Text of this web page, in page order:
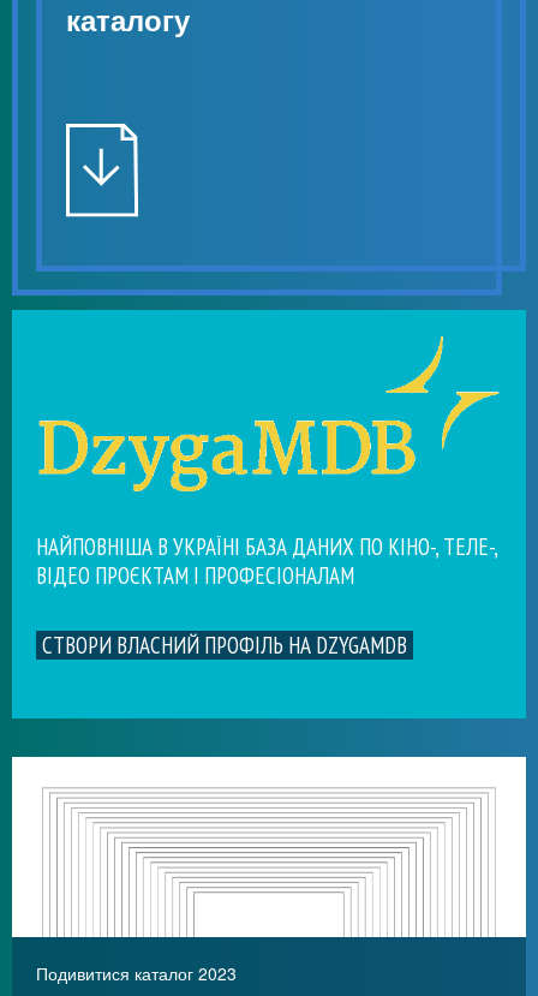
каталогу
НАЙПОВНІША В УКРАЇНІ БАЗА ДАНИХ ПО КІНО-, ТЕЛЕ-,
ВІДЕО ПРОЄКТАМ І ПРОФЕСІОНАЛАМ
СТВОРИ ВЛАСНИЙ ПРОФІЛЬ НА DZYGAMDB
Подивитися каталог 2023